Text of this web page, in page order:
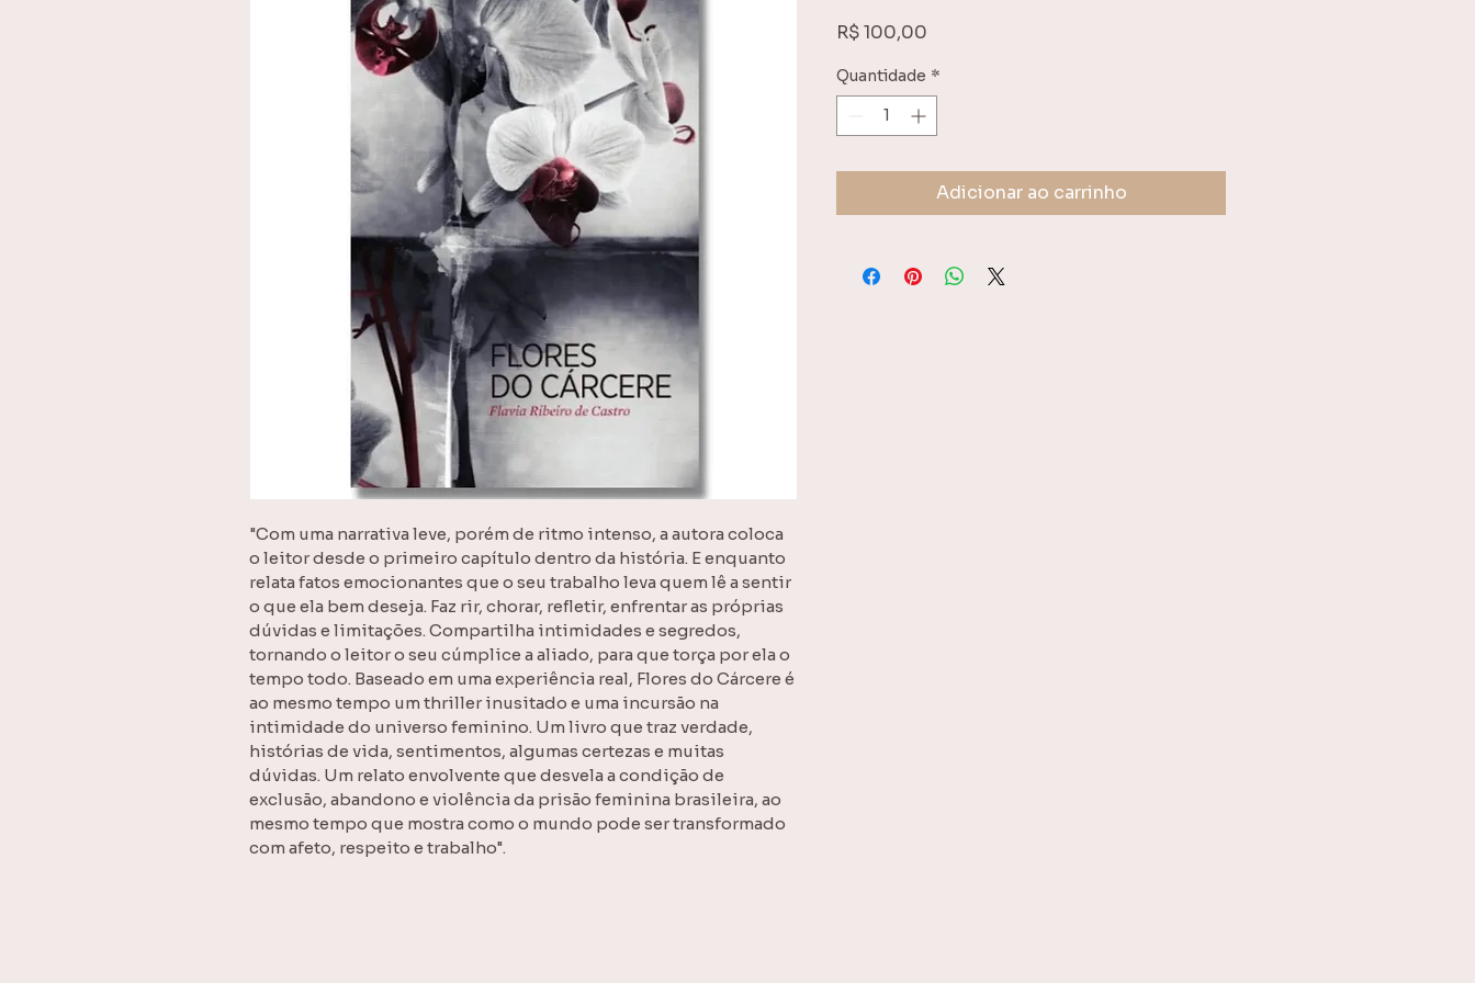
"Com uma narrativa leve, porém de ritmo intenso, a autora coloca
o leitor desde o primeiro capítulo dentro da história. E enquanto
relata fatos emocionantes que o seu trabalho leva quem lê a sentir
o que ela bem deseja. Faz rir, chorar, refletir, enfrentar as próprias
dúvidas e limitações. Compartilha intimidades e segredos,
tornando o leitor o seu cúmplice a aliado, para que torça por ela o
tempo todo. Baseado em uma experiência real, Flores do Cárcere é
ao mesmo tempo um thriller inusitado e uma incursão na
intimidade do universo feminino. Um livro que traz verdade,
histórias de vida, sentimentos, algumas certezas e muitas
dúvidas. Um relato envolvente que desvela a condição de
exclusão, abandono e violência da prisão feminina brasileira, ao
mesmo tempo que mostra como o mundo pode ser transformado
com afeto, respeito e trabalho".
R$ 100,00
Quantidade *
Adicionar ao carrinho